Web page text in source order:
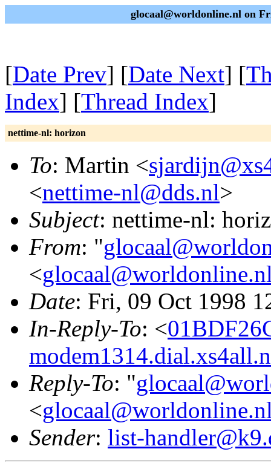
glocaal@worldonline.nl on
[Date Prev] [Date Next] [
Index] [Thread Index]
nettime-nl: horizon
To: Martin <
<nettime-nl@dds.nl>
Subject: nettime-nl:
From: "
<
Date: Fri, 09 Oct 1998
In-Reply-To: <
Reply-To: "
<
Sender: list-